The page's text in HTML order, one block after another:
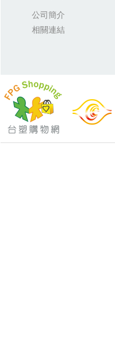
公司簡介
相關連結